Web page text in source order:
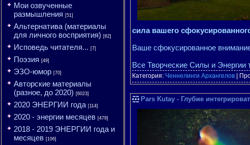
Мои озвученные
размышления [51]
Альтернатива (материалы
для личного восприятия) [62]
Исповедь читателя... [7]
Поэзия [49]
ЭЗО-юмор [70]
Авторские материалы
(разное, до 2020) [6023]
2020 ЭНЕРГИИ года [114]
2020 - энергии месяцев [479]
2018 - 2019 ЭНЕРГИИ года и
месяцев [106]
сила вашего
Ваше сфокусированное
Все Творческие Силы и Энергии
Категория: Ченнелинги Архангелов |
Pars Kutay - Глубже